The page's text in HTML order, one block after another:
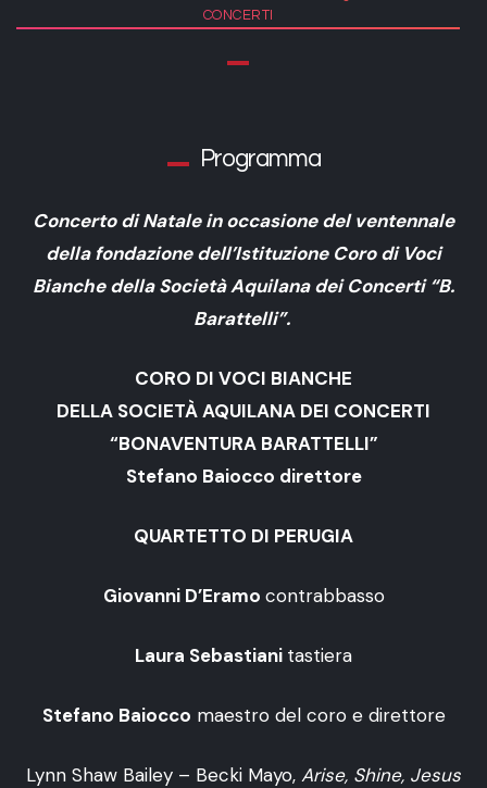
CONCERTI
Programma
Concerto di Natale in occasione del ventennale
della fondazione dell’Istituzione Coro di Voci
Bianche della Società Aquilana dei Concerti “B.
Barattelli”.
CORO DI VOCI BIANCHE
DELLA SOCIETÀ AQUILANA DEI CONCERTI
“BONAVENTURA BARATTELLI”
Stefano Baiocco direttore
QUARTETTO DI PERUGIA
Giovanni D’Eramo contrabbasso
Laura Sebastiani tastiera
Stefano Baiocco maestro del coro e direttore
Lynn Shaw Bailey – Becki Mayo, Arise, Shine, Jesus